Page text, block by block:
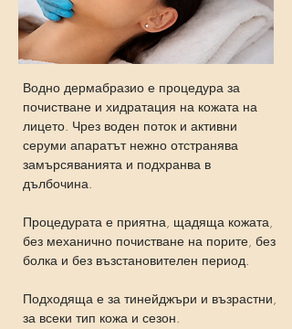
Водно дермабразио е процедура за
почистване и хидратация на кожата на
лицето. Чрез воден поток и активни
серуми апаратът нежно отстранява
замърсяванията и подхранва в
дълбочина.
Процедурата е приятна, щадяща кожата,
без механично почистване на порите, без
болка и без възстановителен период.
Подходяща е за тинейджъри и възрастни,
за всеки тип кожа и сезон.